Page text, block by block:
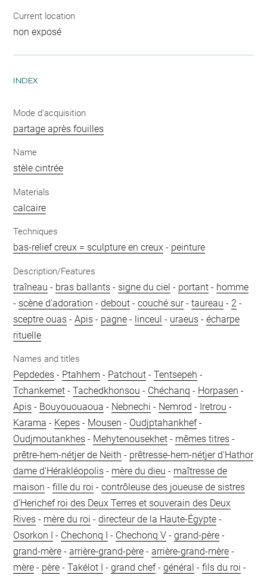
Current location
non exposé
INDEX
Mode d'acquisition
partage après fouilles
Name
stèle cintrée
Materials
calcaire
Techniques
bas-relief creux = sculpture en creux - peinture
Description/Features
traîneau - bras ballants - signe du ciel - portant - homme
- scène d'adoration -debout -couché sur-taureau - 2 -
sceptre ouas -Apis - pagne - linceul - uraeus -écharpe
rituelle
Names and titles
Pepdedes - Ptahhem - Patchout -Tentsepeh -
Tchankemet -Tachedkhonsou - Chéchanq - Horpasen -
Apis - Bouyououaoua - Nebnechi - Nemrod - Iretrou -
Karama - Kepes - Mousen - Oudjptahankhef-
Oudjmoutankhes - Mehytenousekhet - mêmes titres -
prêtre-hem-nétjer de Neith - prêtresse-hem-nétjer d'Hathor
dame d'Hérakléopolis - mère du dieu - maîtresse de
maison -fille du roi -contrôleuse des joueuse de sistres
d'Herichef roi des Deux Terres et souverain des Deux
Rives - mère du roi -directeur de la Haute-Égypte -
Osorkon I - Chechonq I - Chechonq V -grand-père -
grand-mère -arrière-grand-père -arrière-grand-mère -
mère - père -Takélot I -grand chef-général -fils du roi -